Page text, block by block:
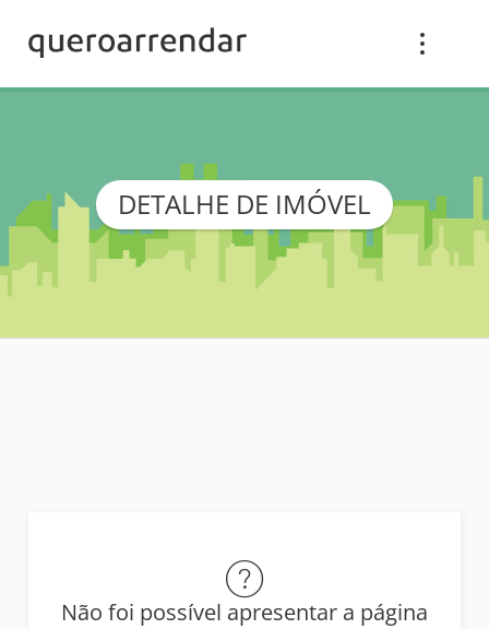
DETALHE DE IMÓVEL
Não foi possível apresentar a página